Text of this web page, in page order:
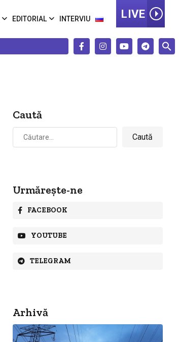
EDITORIAL INTERVIU LIVE
Caută
Caută
după:
Urmărește-ne
FACEBOOK
YOUTUBE
TELEGRAM
Arhivă